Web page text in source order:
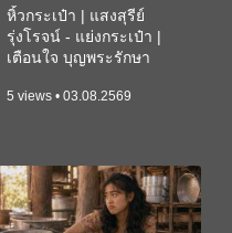
หิ้วกระเป๋า | แสงสุรีย์
รุ่งโรจน์ - แย่งกระเป๋า |
เตือนใจ บุญพระรักษา
5 views • 03.08.2569